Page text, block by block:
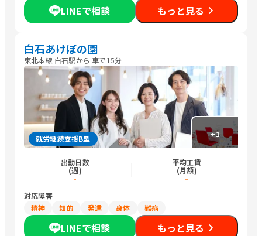
LINEで相談 もっと見る
白石あけぼの園
東北本線 白石駅から 車で15分
+1
就労継続支援B型
出勤日数
(週)
-
平均工賃
(月額)
-
対応障害
精神
知的 発達 身体 難病
LINEで相談 もっと見る